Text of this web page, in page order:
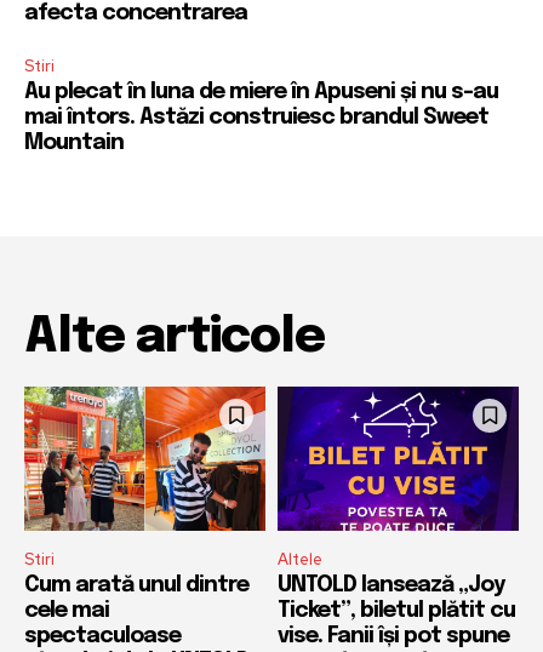
afecta concentrarea
Stiri
Au plecat în luna de miere în Apuseni și nu s-au
mai întors. Astăzi construiesc brandul Sweet
Mountain
Alte articole
Stiri
Cum arată unul dintre
cele mai
spectaculoase
Altele
UNTOLD lansează „Joy
Ticket”, biletul plătit cu
vise. Fanii își pot spune